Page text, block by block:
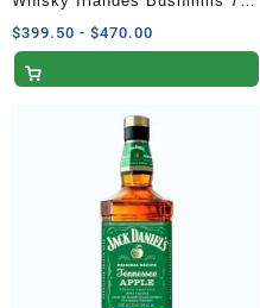
ml
$399.50 - $470.00
de
hasta
$470.00